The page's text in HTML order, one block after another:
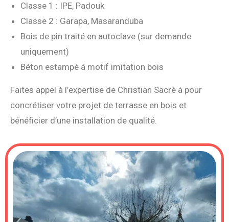
Classe 1 : IPE, Padouk
Classe 2 : Garapa, Masaranduba
Bois de pin traité en autoclave (sur demande
uniquement)
Béton estampé à motif imitation bois
Faites appel à l’expertise de Christian Sacré à pour
concrétiser votre projet de terrasse en bois et
bénéficier d’une installation de qualité.